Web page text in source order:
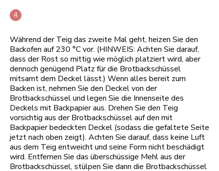
Während der Teig das zweite Mal geht, heizen Sie den
Backofen auf 230 °C vor. (HINWEIS: Achten Sie darauf,
dass der Rost so mittig wie möglich platziert wird, aber
dennoch genügend Platz für die Brotbackschüssel
mitsamt dem Deckel lässt.) Wenn alles bereit zum
Backen ist, nehmen Sie den Deckel von der
Brotbackschüssel und legen Sie die Innenseite des
Deckels mit Backpapier aus. Drehen Sie den Teig
vorsichtig aus der Brotbackschüssel auf den mit
Backpapier bedeckten Deckel (sodass die gefaltete Seite
jetzt nach oben zeigt). Achten Sie darauf, dass keine Luft
aus dem Teig entweicht und seine Form nicht beschädigt
wird. Entfernen Sie das überschüssige Mehl aus der
Brotbackschüssel, stülpen Sie dann die Brotbackschüssel